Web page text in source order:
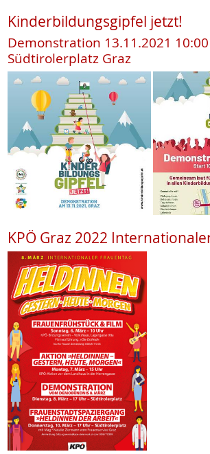
Kinderbildungsgipfel jetzt!
Demonstration 13.11.2021
Südtirolerplatz Graz
KPÖ Graz 2022